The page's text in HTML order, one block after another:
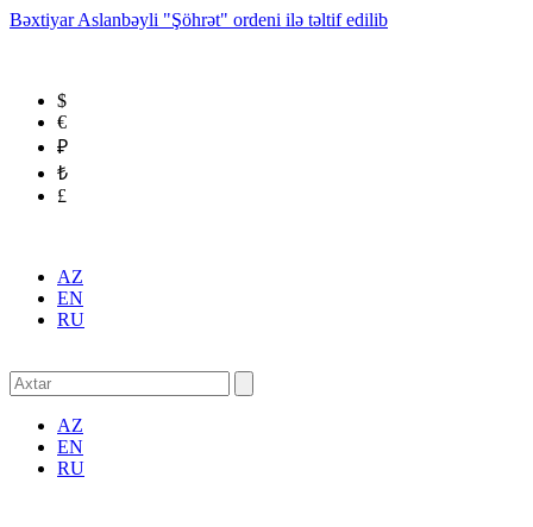
Bəxtiyar Aslanbəyli "Şöhrət" ordeni ilə təltif edilib
$
€
₽
₺
£
AZ
EN
RU
AZ
EN
RU